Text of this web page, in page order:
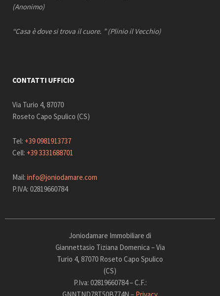
(Anonimo)
“Casa è dove si trova il cuore. ”(Plinio il Vecchio)
CONTATTI UFFICIO
Via Turio 4, 87070
Roseto Capo Spulico (CS)
Tel: +39 0981913737
Cell: +39 3331688701
Mail: info@joniodamare.com
P.IVA: 02819660784
Joniodamare Immobiliare di
Giannettasio Tiziana Domenica – Via
Turio 4, 87070 Roseto Capo Spulico
(CS)
P.Iva: 02819660784 – C.F.: